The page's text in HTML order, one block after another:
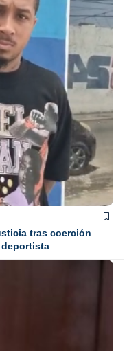
tras coerción
deportista